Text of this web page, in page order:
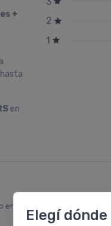
Elegí
+
en
2
1
en